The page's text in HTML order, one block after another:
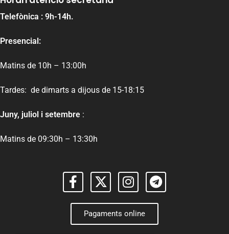
Telefònica : 9h-14h.
Presencial:
Matins de 10h – 13:00h
Tardes: de dimarts a dijous de 15-18:15
Juny, juliol i setembre :
Matins de 09:30h – 13:30h
Pagaments online